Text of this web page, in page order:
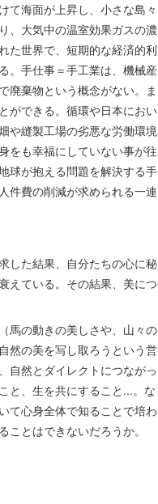
て海面が上昇し、小さな島々
、大気中の温室効果ガスの濃
た世界で、短期的な経済的利
。手仕事＝手工業は、機械産
廃棄物という概念がない。ま
ができる。循環や日本におい
や縫製工場の劣悪な労働環境
をも幸福にしていない事が往
球が抱える問題を解決する手
件費の削減が求められる一連
した結果、自分たちの心に秘
えている。その結果、美につ
馬の動きの美しさや、山々の
然の美を写し取ろうという営
自然とダイレクトにつながっ
と、生を共にすること...。な
て心身全体で知ることで培わ
とはできないだろうか。